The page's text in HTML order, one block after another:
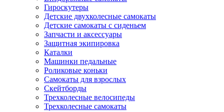
Гироскутеры
Детские двухколесные самокаты
Детские самокаты с сиденьем
Запчасти и аксессуары
Защитная экипировка
Каталки
Машинки педальные
Роликовые коньки
Самокаты для взрослых
Скейтборды
Трехколесные велосипеды
Трехколесные самокаты